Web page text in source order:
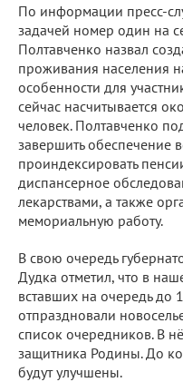
По информации пресс-
задачей номер один на
Полтавченко назвал
проживания населения
особенности для
сейчас насчитывается
человек. Полтавченко
завершить обеспечение
проиндексировать
диспансерное
лекарствами, а также
мемориальную работу.
В свою очередь
Дудка отметил, что в
вставших на очередь до
отпраздновали
список очередников. В
защитника Родины. До
будут улучшены.